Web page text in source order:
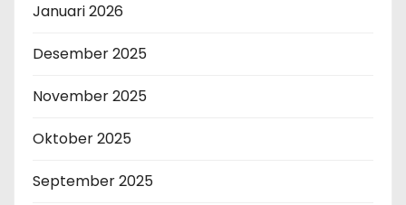
Januari 2026
Desember 2025
November 2025
Oktober 2025
September 2025